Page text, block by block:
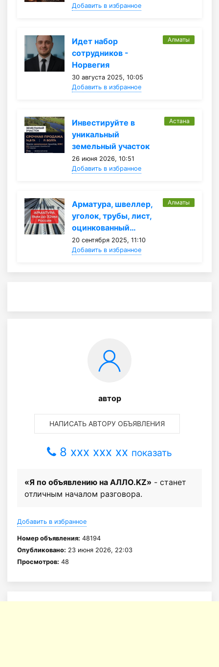
Добавить в избранное
Идет набор
сотрудников -
Норвегия
30 августа 2025, 10:05
Добавить в избранное
Алматы
Инвестируйте в
уникальный
земельный участок
26 июня 2026, 10:51
Добавить в избранное
Астана
Арматура, швеллер,
уголок, трубы, лист,
оцинкованный…
20 сентября 2025, 11:10
Добавить в избранное
Алматы
автор
НАПИСАТЬ АВТОРУ ОБЪЯВЛЕНИЯ
8 xxx xxx xx показать
«Я по объявлению на АЛЛО.KZ» - станет
отличным началом разговора.
Добавить в избранное
Номер объявления: 48194
Опубликовано: 23 июня 2026, 22:03
Просмотров: 48